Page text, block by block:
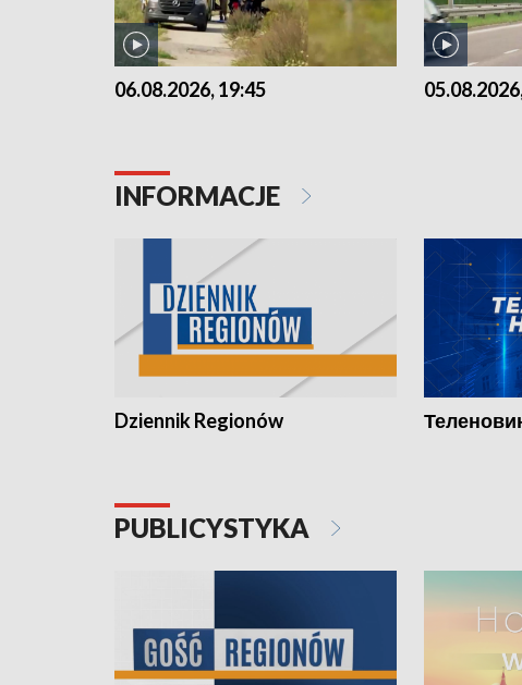
06.08.2026, 19:45
INFORMACJE
Dziennik Regionów
PUBLICYSTYKA